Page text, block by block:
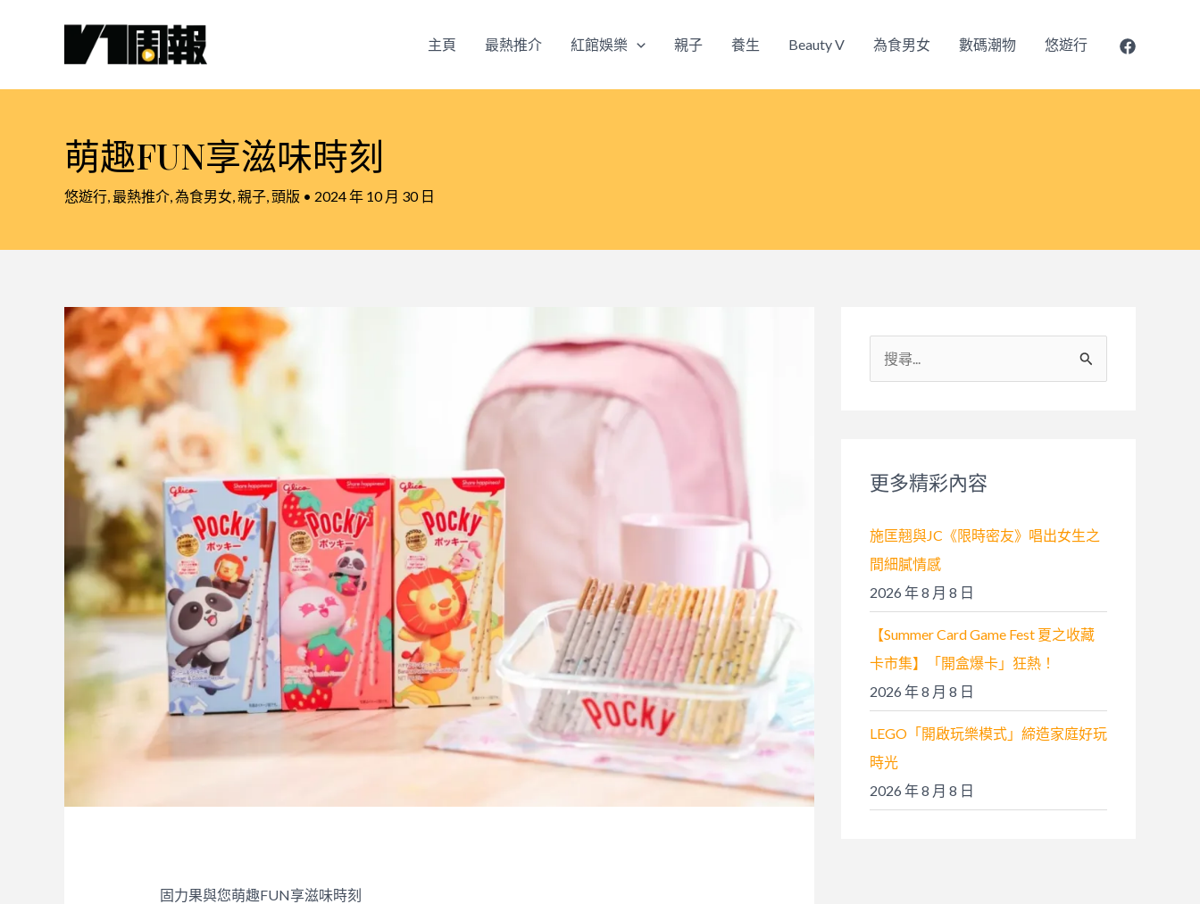
主頁 最熱推介 紅館娛樂 親子 養生 Beauty V 為食男女 數碼潮物 悠遊行
萌趣FUN享滋味時刻
悠遊行 最熱推介 為食男女 親子 頭版 • 2024 年 10 月 30 日
固力果與您萌趣FUN享滋味時刻
尋
:更多精彩內容
施匡翹與JC《限時密友》唱出女生之
間細膩情感
2026 年 8 月 8 日
【Summer Card Game Fest 夏之收藏
卡市集】「開盒爆卡」狂熱！
2026 年 8 月 8 日
LEGO「開啟玩樂模式」締造家庭好玩
時光
2026 年 8 月 8 日